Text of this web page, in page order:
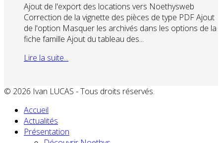
Ajout de l'export des locations vers Noethysweb
Correction de la vignette des pièces de type PDF Ajout
de l'option Masquer les archivés dans les options de la
fiche famille Ajout du tableau des...
Lire la suite...
© 2026 Ivan LUCAS - Tous droits réservés.
Accueil
Actualités
Présentation